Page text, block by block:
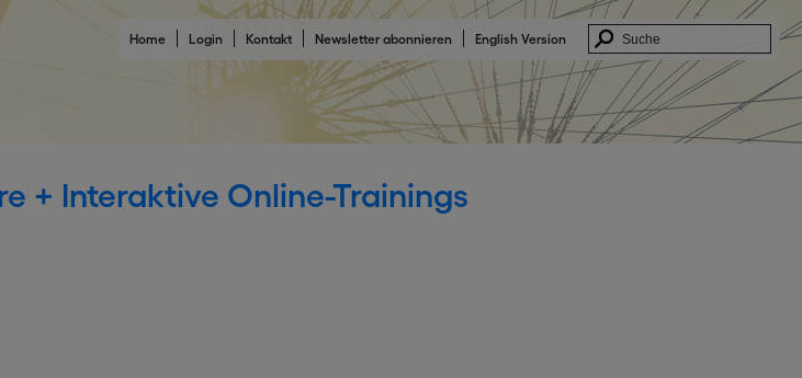
Home Login Kontakt Newsletter abonnieren English Version
+ Interaktive Online-Trainings